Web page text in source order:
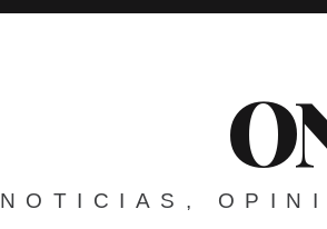
NOTICIAS,